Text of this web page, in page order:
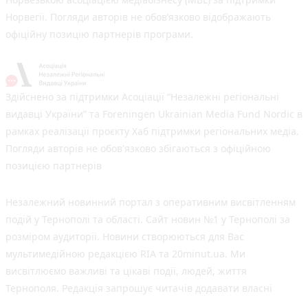
Норвегії. Погляди авторів не обов’язково відображають
офіційну позицію партнерів програми.
Здійснено за підтримки Асоціації “Незалежні регіональні
видавці України” та Foreningen Ukrainian Media Fund Nordic в
рамках реалізації проєкту Хаб підтримки регіональних медіа.
Погляди авторів не обов'язково збігаються з офіційною
позицією партнерів
Незалежний новинний портал з оперативним висвітленням
подій у Тернополі та області. Сайт новин №1 у Тернополі за
розміром аудиторії. Новини створюються для Вас
мультимедійною редакцією RIA та 20minut.ua. Ми
висвітлюємо важливі та цікаві події, людей, життя
Тернополя. Редакція запрошує читачів додавати власні